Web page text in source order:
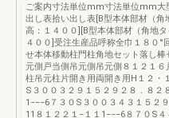
ご案内寸法単位mm寸法単位mm大
出し表拾い出し表[B型本体部材（角
高：１４００][B型本体部材（角地
４００]受注生産品呼称全巾１８０°
せ本体移動柱門柱角地セット落し
元側戸当側吊元側吊元側８１２１
柱吊元柱片開き用両開き用H１２・
S３００３２９１５２９２８．８２
1−−−6７３０S３００３４３１５２
11８１２２１−１１1−−−6８７０S４